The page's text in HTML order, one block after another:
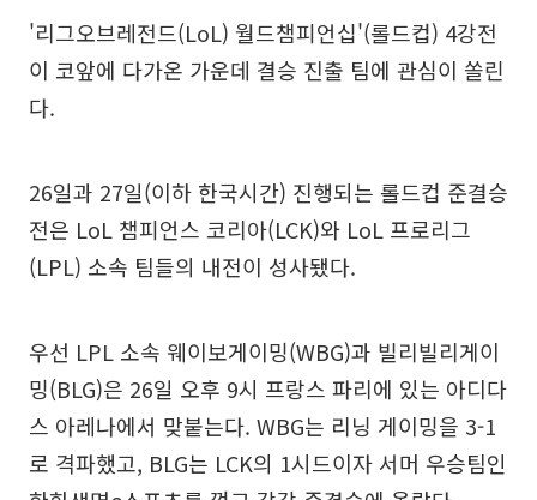
'리그오브레전드(LoL) 월드챔피언십'(롤드컵) 4강전
이 코앞에 다가온 가운데 결승 진출 팀에 관심이 쏠린
다.
26일과 27일(이하 한국시간) 진행되는 롤드컵 준결승
전은 LoL 챔피언스 코리아(LCK)와 LoL 프로리그
(LPL) 소속 팀들의 내전이 성사됐다.
우선 LPL 소속 웨이보게이밍(WBG)과 빌리빌리게이
밍(BLG)은 26일 오후 9시 프랑스 파리에 있는 아디다
스 아레나에서 맞붙는다. WBG는 리닝 게이밍을 3-1
로 격파했고, BLG는 LCK의 1시드이자 서머 우승팀인